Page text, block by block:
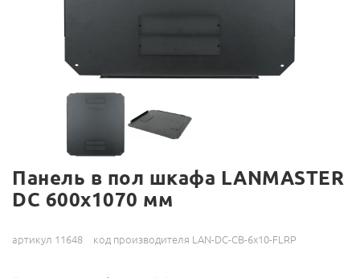
Панель в пол шкафа LANMASTER
DC 600x1070 мм
артикул 11648 код производителя LAN-DC-CB-6x10-FLRP